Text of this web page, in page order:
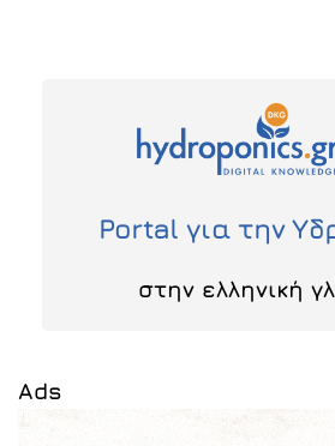
Portal για την
στην ελληνική
Ads